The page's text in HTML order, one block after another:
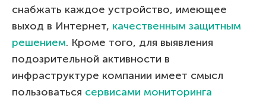
снабжать каждое устройство, имеющее
выход в Интернет, качественным защитным
решением. Кроме того, для выявления
подозрительной активности в
инфраструктуре компании имеет смысл
пользоваться сервисами мониторинга